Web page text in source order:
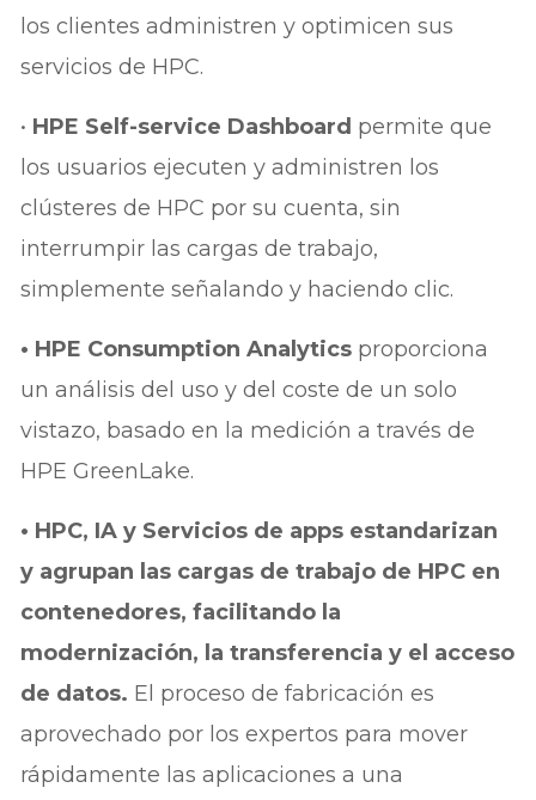
los clientes administren y optimicen sus
servicios de HPC.
• HPE Self-service Dashboard permite que
los usuarios ejecuten y administren los
clústeres de HPC por su cuenta, sin
interrumpir las cargas de trabajo,
simplemente señalando y haciendo clic.
• HPE Consumption Analytics proporciona
un análisis del uso y del coste de un solo
vistazo, basado en la medición a través de
HPE GreenLake.
• HPC, IA y Servicios de apps estandarizan
y agrupan las cargas de trabajo de HPC en
contenedores, facilitando la
modernización, la transferencia y el acceso
de datos. El proceso de fabricación es
aprovechado por los expertos para mover
rápidamente las aplicaciones a una